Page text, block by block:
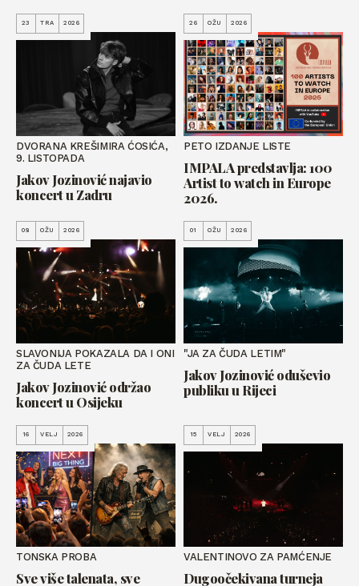
23 TRA 2026
DVORANA KREŠIMIRA ĆOSIĆA,
9. LISTOPADA
Jakov Jozinović najavio
koncert u Zadru
26 OŽU 2026
PETO IZDANJE LISTE
IMPALA predstavlja: 100
Artist to watch in Europe
2026.
08 OŽU 2026
SLAVONIJA POKAZALA DA I ONI
ZA ČUDA LETE
Jakov Jozinović održao
koncert u Osijeku
01 OŽU 2026
"JA ZA ČUDA LETIM"
Jakov Jozinović oduševio
publiku u Rijeci
16 VELJ 2026
TONSKA PROBA
Sve više talenata, sve
15 VELJ 2026
VALENTINOVO ZA PAMĆENJE
Dugoočekivana turneja